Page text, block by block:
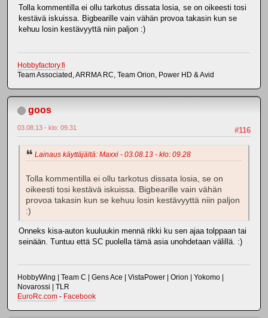
Tolla kommentilla ei ollu tarkotus dissata losia, se on oikeesti tosi
kestävä iskuissa. Bigbearille vain vähän provoa takasin kun se
kehuu losin kestävyyttä niin paljon :)
Hobbyfactory.fi
Team Associated, ARRMA RC, Team Orion, Power HD & Avid
goos
#116
03.08.13 - klo: 09.31
Lainaus käyttäjältä: Maxxi - 03.08.13 - klo: 09.28
Tolla kommentilla ei ollu tarkotus dissata losia, se on
oikeesti tosi kestävä iskuissa. Bigbearille vain vähän
provoa takasin kun se kehuu losin kestävyyttä niin paljon
:)
Onneks kisa-auton kuuluukin mennä rikki ku sen ajaa tolppaan tai
seinään. Tuntuu että SC puolella tämä asia unohdetaan välillä. :)
HobbyWing | Team C | Gens Ace | VistaPower | Orion | Yokomo |
Novarossi | TLR
EuroRc.com - Facebook